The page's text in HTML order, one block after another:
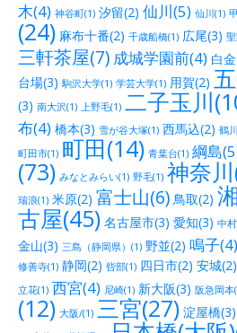
木(4) 神谷町(1) 汐留(2) 仙川(5) 仙川(1)
(24) 麻布十番(2) 千歳船橋(1) 広尾(3)
三軒茶屋(7) 成城学園前(4) 白
台場(3) 駒沢大学(1) 学芸大学(1) 用賀(2)
(3) 南大沢(1) 上野毛(1) 二子玉川
布(4) 橋本(3) 雪が谷大塚(1) 西馬込(2) 鶴
町田市(1) 町田(14) 青葉台(1) 綱島
(73) みなとみらい(1) 野毛(1) 神奈
瑞浪(1) 米原(2) 富士山(6) 鳥取(2)
古屋(45) 名古屋市(3) 愛知(3) 中
金山(3) 三島（静岡県）(1) 野並(2) 鳴子(4)
修善寺(1) 静岡(2) 呰部(1) 四日市(2) 安城(2)
立花(1) 西宮(4) 尼崎(1) 新大阪(3) 阪急岡本
(12) 大阪/(1) 三宮(27) 淀屋橋(3)